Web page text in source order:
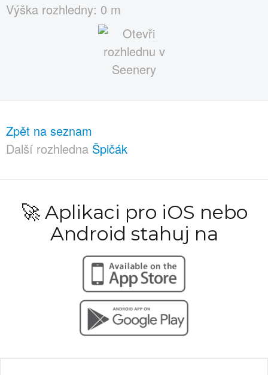
Výška rozhledny: 0 m
Zpět na seznam
Další rozhledna Špičák
🚀 Aplikaci pro iOS nebo
Android stahuj na